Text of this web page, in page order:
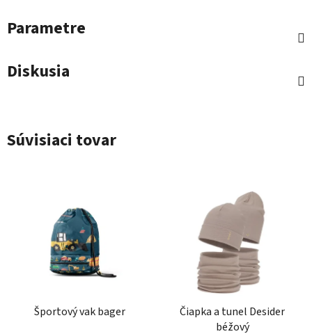
Parametre
Diskusia
Súvisiaci tovar
Športový vak bager
Čiapka a tunel Desider
béžový